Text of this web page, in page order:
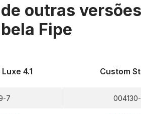
outras
Fipe
4.1
7
Custom